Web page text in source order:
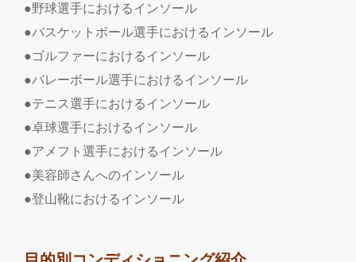
●野球選手におけるインソール
●バスケットボール選手におけるインソール
●ゴルファーにおけるインソール
●バレーボール選手におけるインソール
●テニス選手におけるインソール
●卓球選手におけるインソール
●アメフト選手におけるインソール
●美容師さんへのインソール
●登山靴におけるインソール